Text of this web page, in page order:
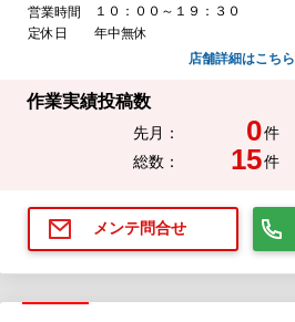
営業時間
１０：００～１９：３０
定休日
年中無休
店舗詳細はこちら
作業実績投稿数
先月： 0件
総数：
15件
メンテ問合せ